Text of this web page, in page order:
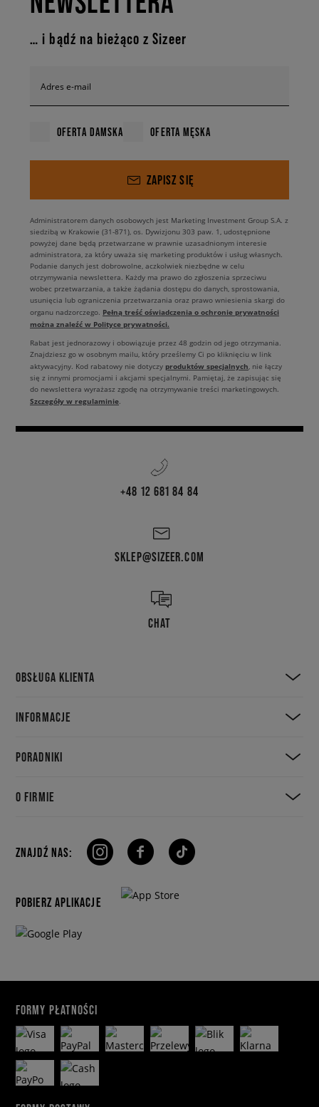
… i bądź na bieżąco z Sizeer
Adres e-mail
OFERTA DAMSKA OFERTA MĘSKA
ZAPISZ SIĘ
Administratorem danych osobowych jest Marketing Investment Group S.A. z
siedzibą w Krakowie (31-871), os. Dywizjonu 303 paw. 1, udostępnione
powyżej dane będą przetwarzane w prawnie uzasadnionym interesie
administratora, za który uważa się marketing produktów i usług własnych.
Podanie danych jest dobrowolne, aczkolwiek niezbędne w celu
otrzymywania newslettera. Każdy ma prawo do zgłoszenia sprzeciwu
wobec przetwarzania, a także żądania dostępu do danych, sprostowania,
usunięcia lub ograniczenia przetwarzania oraz prawo wniesienia skargi do
organu nadzorczego. Pełną treść oświadczenia o ochronie prywatności
można znaleźć w Polityce prywatności.
Rabat jest jednorazowy i obowiązuje przez 48 godzin od jego otrzymania.
Znajdziesz go w osobnym mailu, który prześlemy Ci po kliknięciu w link
aktywacyjny. Kod rabatowy nie dotyczy produktów specjalnych, nie łączy
się z innymi promocjami i akcjami specjalnymi. Pamiętaj, że zapisując się
do newslettera wyrażasz zgodę na otrzymywanie treści marketingowych.
Szczegóły w regulaminie.
+48 12 681 84 84
SKLEP@SIZEER.COM
CHAT
OBSŁUGA KLIENTA
INFORMACJE
PORADNIKI
O FIRMIE
ZNAJDŹ NAS:
POBIERZ APLIKACJE
FORMY PŁATNOŚCI